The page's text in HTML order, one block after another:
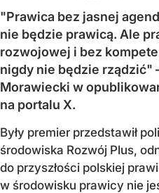
"Prawica bez jasnej
nie będzie prawicą. Ale
rozwojowej i bez
nigdy nie będzie rządzić"
Morawiecki w
na portalu X.
Były premier przedstawił
środowiska Rozwój Plus,
do przyszłości polskiej
w środowisku prawicy nie